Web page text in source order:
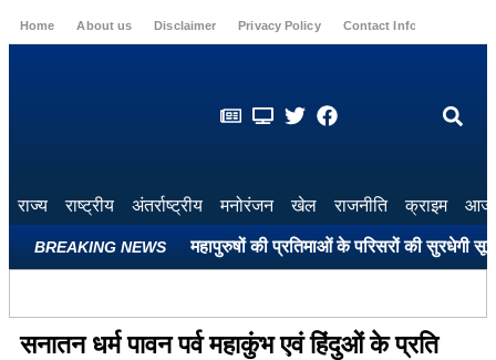
Home About us Disclaimer Privacy Policy Contact Info
राज्य राष्ट्रीय अंतर्राष्ट्रीय मनोरंजन खेल राजनीति क्राइम आज
BREAKING NEWS
सभी शहीद स्मारकों और महापुरुषों की प्रतिमाओं के परिसरों की सुरधेगी
सनातन धर्म पावन पर्व महाकुंभ एवं हिंदुओं के प्रति